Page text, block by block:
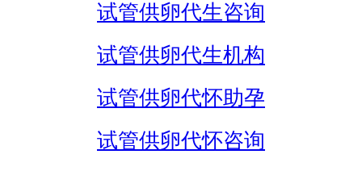
试管供卵代生咨询
试管供卵代生机构
试管供卵代怀助孕
试管供卵代怀咨询